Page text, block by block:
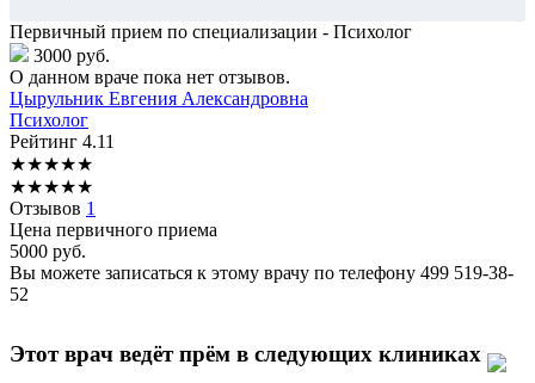
Первичный прием по специализации - Психолог
3000 руб.
О данном враче пока нет отзывов.
Цырульник Евгения Александровна
Психолог
Рейтинг 4.11
★★★★★
★★★★★
Отзывов 1
Цена первичного приема
5000 руб.
Вы можете записаться к этому врачу по телефону 499 519-38-
52
Этот врач ведёт прём в следующих клиниках